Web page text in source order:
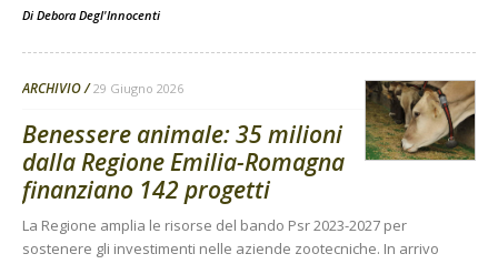
Di Debora Degl'Innocenti
ARCHIVIO 29 Giugno 2026
Benessere animale: 35 milioni
dalla Regione Emilia-Romagna
finanziano 142 progetti
La Regione amplia le risorse del bando Psr 2023-2027 per
sostenere gli investimenti nelle aziende zootecniche. In arrivo